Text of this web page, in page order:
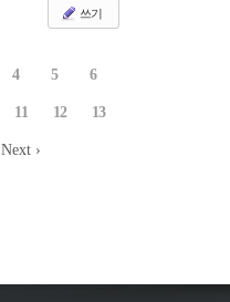
쓰기
4 5 6
11 12 13
Next ›